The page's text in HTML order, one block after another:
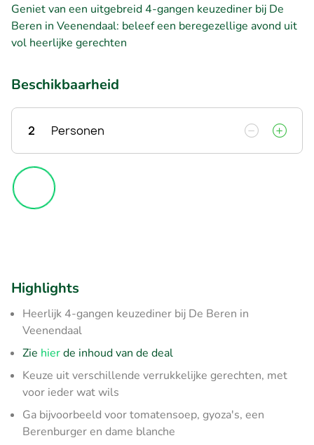
Geniet van een uitgebreid 4-gangen keuzediner bij De
Beren in Veenendaal: beleef een beregezellige avond uit
vol heerlijke gerechten
Beschikbaarheid
2 Personen
Highlights
Heerlijk 4-gangen keuzediner bij De Beren in
Veenendaal
Zie hierde inhoud van de deal
Keuze uit verschillende verrukkelijke gerechten, met
voor ieder wat wils
Ga bijvoorbeeld voor tomatensoep, gyoza's, een
Berenburger en dame blanche